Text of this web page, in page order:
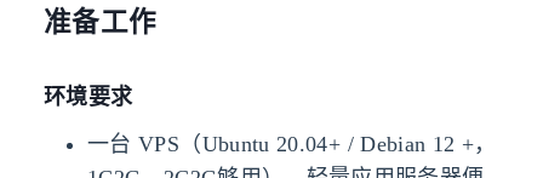
准备工作
环境要求
一台 VPS（Ubuntu 20.04+ / Debian 12 +，